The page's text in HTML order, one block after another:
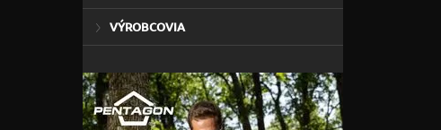
VÝROBCOVIA